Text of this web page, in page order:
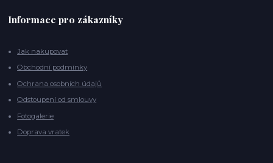
Informace pro zákazníky
Jak nakupovat
Obchodní podmínky
Ochrana osobních údajů
Odstoupení od smlouvy
Fotogalerie
Doprava vratek